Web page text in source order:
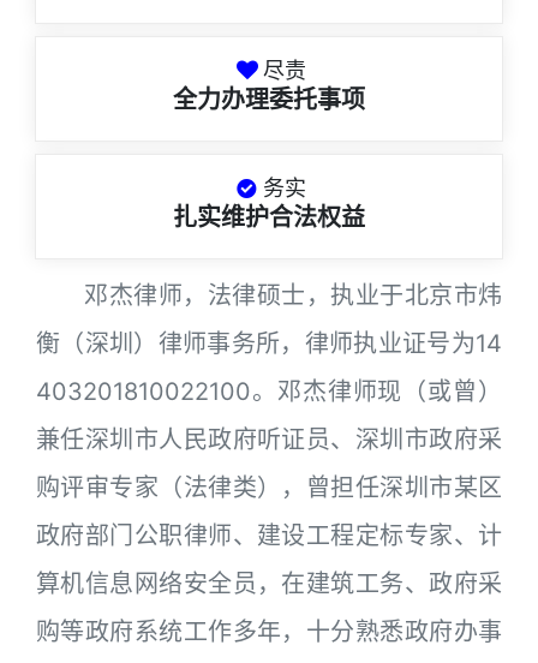
尽责
全力办理委托事项
务实
扎实维护合法权益
邓杰律师，法律硕士，执业于北京市炜
衡（深圳）律师事务所，律师执业证号为14
403201810022100。邓杰律师现（或曾）
兼任深圳市人民政府听证员、深圳市政府采
购评审专家（法律类），曾担任深圳市某区
政府部门公职律师、建设工程定标专家、计
算机信息网络安全员，在建筑工务、政府采
购等政府系统工作多年，十分熟悉政府办事